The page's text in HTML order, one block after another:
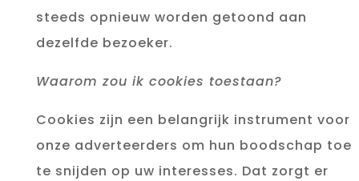
steeds opnieuw worden getoond aan
dezelfde bezoeker.
Waarom zou ik cookies toestaan?
Cookies zijn een belangrijk instrument voor
onze adverteerders om hun boodschap toe
te snijden op uw interesses. Dat zorgt er